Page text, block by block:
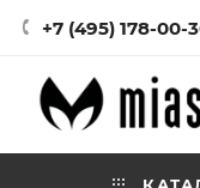
+7 (495) 178-00-